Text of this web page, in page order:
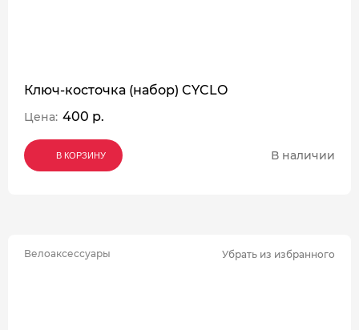
Ключ-косточка (набор) CYCLO
Цена: 400 р.
В КОРЗИНУ
В КОРЗИНУ
В КОРЗИНУ В наличии
Велоаксессуары Убрать из избранного